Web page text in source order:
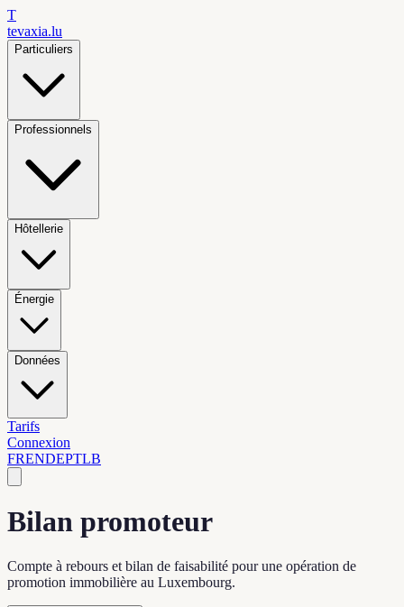
T
tevaxia.lu
Particuliers
Professionnels
Hôtellerie
Énergie
Données
Tarifs
Connexion
FRENDEPTLB
Bilan promoteur
Compte à rebours et bilan de faisabilité pour une opération de
promotion immobilière au Luxembourg.